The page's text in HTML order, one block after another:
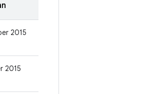
2015
2015